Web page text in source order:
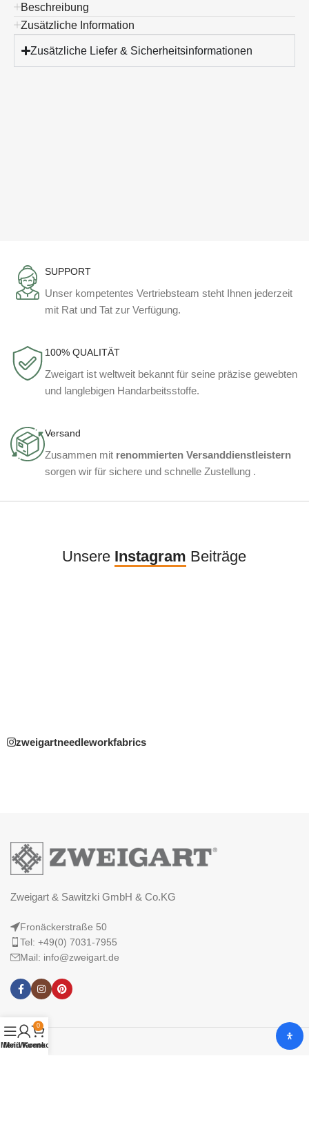
Beschreibung
Zusätzliche Information
Zusätzliche Liefer & Sicherheitsinformationen
SUPPORT
Unser kompetentes Vertriebsteam steht Ihnen jederzeit
mit Rat und Tat zur Verfügung.
100% QUALITÄT
Zweigart ist weltweit bekannt für seine präzise gewebten
und langlebigen Handarbeitsstoffe.
Versand
Zusammen mit renommierten Versanddienstleistern
sorgen wir für sichere und schnelle Zustellung .
Unsere Instagram Beiträge
zweigartneedleworkfabrics
Zweigart & Sawitzki GmbH & Co.KG
Fronäckerstraße 50
Tel: +49(0) 7031-7955
Mail: info@zweigart.de
Menü
Mein Konto
0
Warenkorb